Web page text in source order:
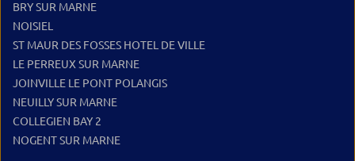
BRY SUR MARNE
NOISIEL
ST MAUR DES FOSSES HOTEL DE VILLE
LE PERREUX SUR MARNE
JOINVILLE LE PONT POLANGIS
NEUILLY SUR MARNE
COLLEGIEN BAY 2
NOGENT SUR MARNE